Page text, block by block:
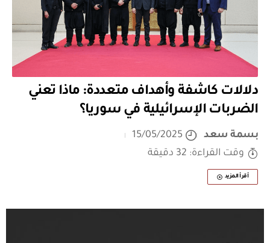
دلالات كاشفة وأهداف متعددة: ماذا تعني
الضربات الإسرائيلية في سوريا؟
بسمة سعد
15/05/2025
وقت القراءة: 32 دقيقة
أقرأ المزيد